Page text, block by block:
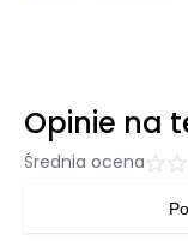
Opinie na
Średnia ocena